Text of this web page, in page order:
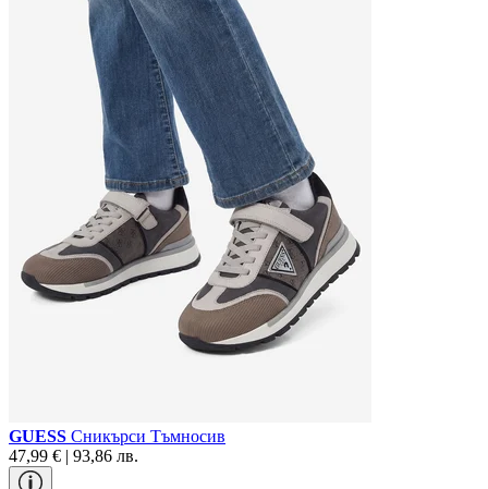
GUESS Сникърси Тъмносив
47,99 € | 93,86 лв.